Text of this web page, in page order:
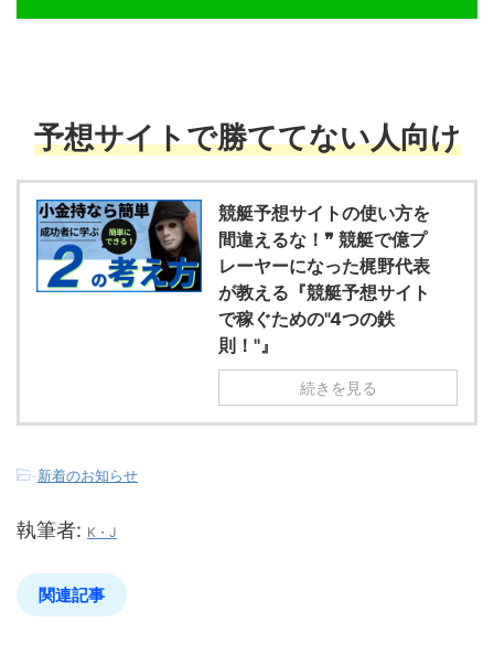
予想サイトで勝ててない人向け
競艇予想サイトの使い方を
間違えるな！❞ 競艇で億プ
レーヤーになった梶野代表
が教える『競艇予想サイト
で稼ぐための"4つの鉄
則！"』
続きを見る
-新着のお知らせ
執筆者: K・J
関連記事